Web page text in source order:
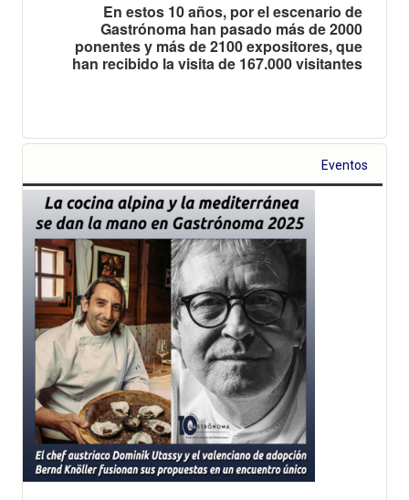
En estos 10 años, por el escenario de
Gastrónoma han pasado más de 2000
ponentes y más de 2100 expositores, que
han recibido la visita de 167.000 visitantes
Eventos